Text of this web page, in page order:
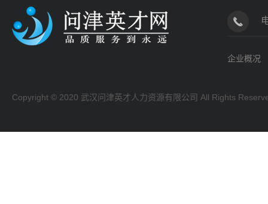
企业概况
Copyright © 2020 武汉问津英才人力资源有限公司 All Rights